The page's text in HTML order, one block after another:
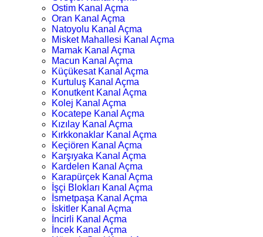
Ostim Kanal Açma
Oran Kanal Açma
Natoyolu Kanal Açma
Misket Mahallesi Kanal Açma
Mamak Kanal Açma
Macun Kanal Açma
Küçükesat Kanal Açma
Kurtuluş Kanal Açma
Konutkent Kanal Açma
Kolej Kanal Açma
Kocatepe Kanal Açma
Kızılay Kanal Açma
Kırkkonaklar Kanal Açma
Keçiören Kanal Açma
Karşıyaka Kanal Açma
Kardelen Kanal Açma
Karapürçek Kanal Açma
İşçi Blokları Kanal Açma
İsmetpaşa Kanal Açma
İskitler Kanal Açma
İncirli Kanal Açma
İncek Kanal Açma